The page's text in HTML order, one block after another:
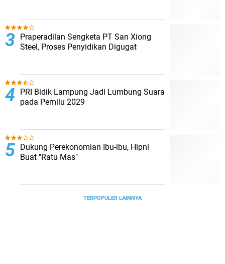
Praperadilan Sengketa PT San Xiong
Steel, Proses Penyidikan Digugat
PRI Bidik Lampung Jadi Lumbung Suara
pada Pemilu 2029
Dukung Perekonomian Ibu-ibu, Hipni
Buat "Ratu Mas"
TERPOPULER LAINNYA